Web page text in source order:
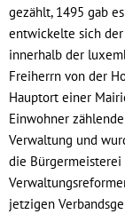
gezählt, 1495 gab
entwickelte sich
innerhalb der
Freiherrn von der
Hauptort einer
Einwohner
Verwaltung und
die
jetzigen